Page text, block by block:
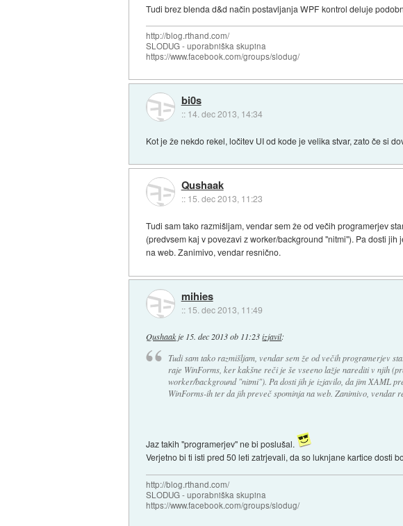
Tudi brez blenda d&d način postavljanja WPF kontrol deluje
http://blog.rthand.com/
SLODUG - uporabniška skupina
https://www.facebook.com/groups/slodug/
bi0s
:: 14. dec 2013, 14:34
Kot je že nekdo rekel, ločitev UI od kode je velika stvar, zato če si
Qushaak
:: 15. dec 2013, 11:23
Tudi sam tako razmišljam, vendar sem že od večih programerjev
(predvsem kaj v povezavi z worker/background "nitmi"). Pa dosti
na web. Zanimivo, vendar resnično.
mihies
:: 15. dec 2013, 11:49
Qushaakje 15. dec 2013 ob 11:23 izjavil:
Tudi sam tako razmišljam, vendar sem že od večih programerjev
raje WinForms, ker kakšne reči je še vseeno lažje narediti v njih
worker/background "nitmi"). Pa dosti jih je izjavilo, da jim XAML
WinForms-ih ter da jih preveč spominja na web. Zanimivo, vendar
Jaz takih "programerjev" ne bi poslušal.
Verjetno bi ti isti pred 50 leti zatrjevali, da so luknjane kartice dosti
http://blog.rthand.com/
SLODUG - uporabniška skupina
https://www.facebook.com/groups/slodug/